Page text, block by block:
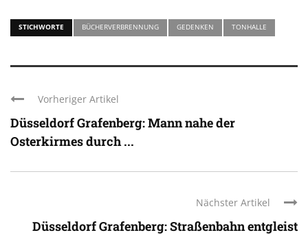
STICHWORTE BÜCHERVERBRENNUNG GEDENKEN TONHALLE
Vorheriger Artikel
Düsseldorf Grafenberg: Mann nahe der
Osterkirmes durch ...
Nächster Artikel
Düsseldorf Grafenberg: Straßenbahn entgleist